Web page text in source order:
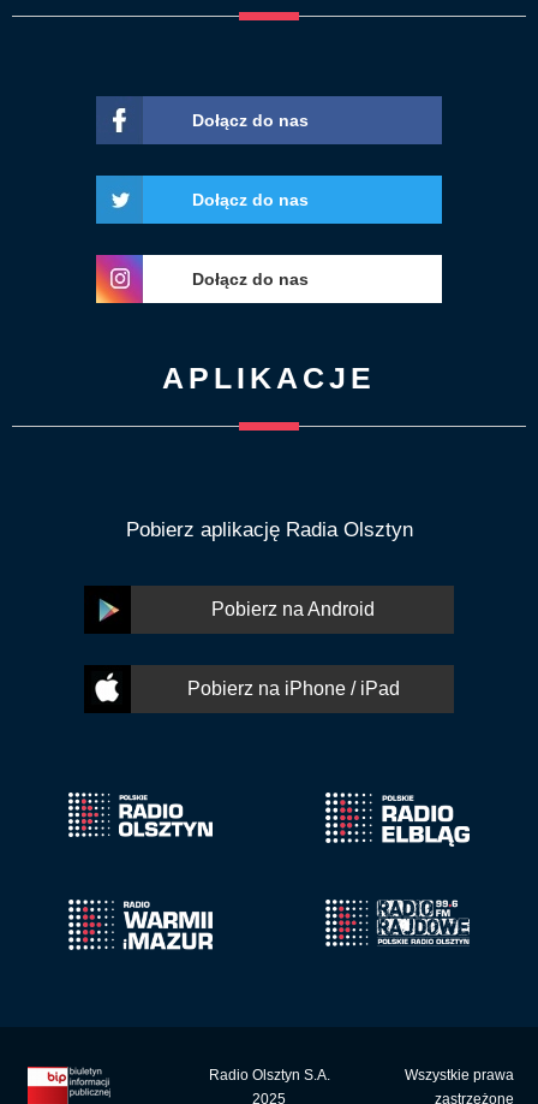
Dołącz do nas
Dołącz do nas
Dołącz do nas
APLIKACJE
Pobierz aplikację Radia Olsztyn
Pobierz na Android
Pobierz na iPhone / iPad
Radio Olsztyn S.A.
2025
Wszystkie prawa
zastrzeżone